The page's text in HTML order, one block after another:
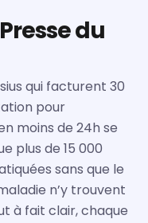
du
qui facturent 30
pour
moins de 24h se
plus de 15 000
sans que le
n’y trouvent
à fait clair, chaque